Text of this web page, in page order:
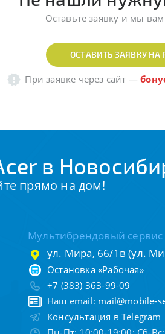
Оставьте заявку и мы
ОСТАВИТЬ ЗАЯВКУ НА
При заявке через сайт —
в
прямо на дом!
Мультибрендовый сервис
ул. Мира, 66/1в (ул.
Остановка «Рабочая»
+7 (383) 363-99-09
Наш email: mail@mobile-
Консультация в Telegram